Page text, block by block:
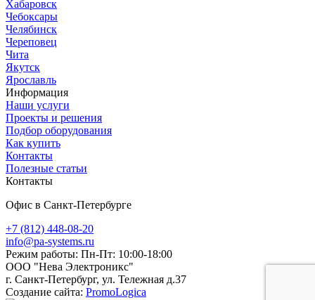
Хабаровск
Чебоксары
Челябинск
Череповец
Чита
Якутск
Ярославль
Информация
Наши услуги
Проекты и решения
Подбор оборудования
Как купить
Контакты
Полезные статьи
Контакты
Офис в Санкт-Петербурге
+7 (812) 448-08-20
info@pa-systems.ru
Режим работы: Пн-Пт: 10:00-18:00
ООО "Нева Электроникс"
г. Санкт-Петербург, ул. Тележная д.37
Создание сайта: PromoLogica